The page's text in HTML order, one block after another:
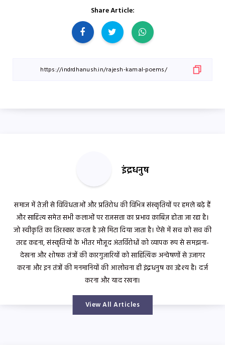
Share Article:
इंद्रधनुष
समाज में तेज़ी से विविधताओं और प्रतिरोध की विभिन्न संस्कृतियों पर हमले बढ़े हैं
और साहित्य समेत सभी कलाओं पर राजसत्ता का प्रभाव क़ाबिज़ होता जा रहा है।
जो स्वीकृति का तिरस्कार करता है उसे मिटा दिया जाता है। ऐसे में सच को सच की
तरह कहना, संस्कृतियों के भीतर मौजूद अंतर्विरोधों को व्यापक रूप से समझना-
देखना और शोषक तंत्रों की कारगुज़ारियों को साहित्यिक अन्वेषणों से उजागर
करना और इन तंत्रों की मनमानियों की आलोचना ही इंद्रधनुष का उद्देश्य है। दर्ज
करना और याद रखना।
View All Articles